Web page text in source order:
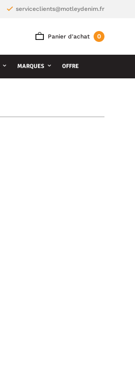
serviceclients@motleydenim.fr
Panier d'achat 0
MARQUES OFFRE